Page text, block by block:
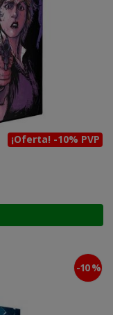
¡Oferta! -10% PVP
-10 %